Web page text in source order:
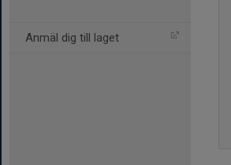
Anmäl dig till laget